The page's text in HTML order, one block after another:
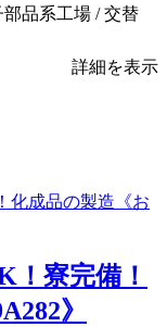
品系工場 / 交替
詳細を表示
！寮完備！
》